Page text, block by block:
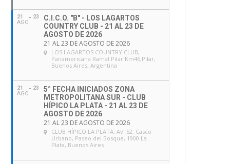
21
AGO
23
C.I.C.O. "B" - LOS LAGARTOS
COUNTRY CLUB - 21 AL 23 DE
AGOSTO DE 2026
21 AL 23 DE AGOSTO DE 2026
LOS LAGARTOS COUNTRY CLUB,
Panamericana Ramal Pilar Km46,Pilar,
Buenos Aires, Argentina
21
AGO
23
5° FECHA INICIADOS ZONA
METROPOLITANA SUR - CLUB
HÍPICO LA PLATA - 21 AL 23 DE
AGOSTO DE 2026
21 AL 23 DE AGOSTO DE 2026
CLUB HÍPICO LA PLATA, Av. 52, Casco
Urbano, Paseo del Bosque, 1900 La
Plata, Buenos Aires